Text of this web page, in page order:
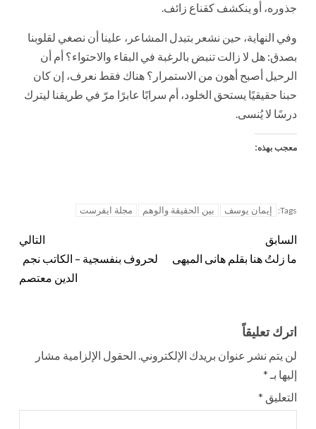
جذوره، أو ينكشف كقناع زائف.
وفي النهاية، حين نشعر بتبدل المشاعر، علينا أن نصغي لقلوبنا
بصدق: هل لا زالت تنبض بالرغبة في البقاء والاحتواء؟ أم أن
الرحيل أصبح أهون من الاستمرار؟ هناك فقط نعرف، إن كان
حبنا حقيقيًا يستحق الخلود، أم سرابًا عابرًا مرّ في طريقنا ليترك
درسًا لا يُنسى.
معجب بهذه:
Tags: إيمان يوسف بين الحقيقة والوهم مجلة ايفرست
السابق
ما زلتُ هنا بقلم هانى الميهى
التالي
لحروف بنفسجية – الكاتب نجم
الدين معتصم
اترك تعليقاً
لن يتم نشر عنوان بريدك الإلكتروني. الحقول الإلزامية مشار
إليها بـ *
التعليق *